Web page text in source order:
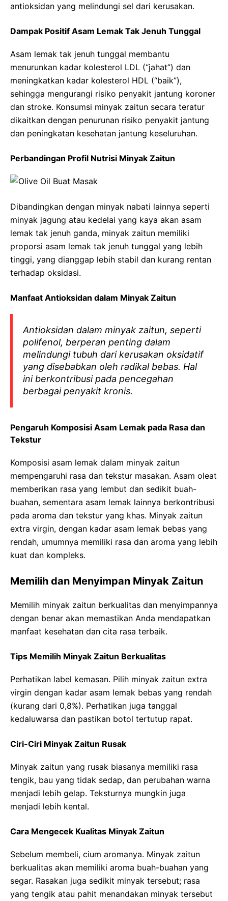
antioksidan yang melindungi sel dari kerusakan.
Dampak Positif Asam Lemak Tak Jenuh Tunggal
Asam lemak tak jenuh tunggal membantu
menurunkan kadar kolesterol LDL (“jahat”) dan
meningkatkan kadar kolesterol HDL (“baik”),
sehingga mengurangi risiko penyakit jantung koroner
dan stroke. Konsumsi minyak zaitun secara teratur
dikaitkan dengan penurunan risiko penyakit jantung
dan peningkatan kesehatan jantung keseluruhan.
Perbandingan Profil Nutrisi Minyak Zaitun
Dibandingkan dengan minyak nabati lainnya seperti
minyak jagung atau kedelai yang kaya akan asam
lemak tak jenuh ganda, minyak zaitun memiliki
proporsi asam lemak tak jenuh tunggal yang lebih
tinggi, yang dianggap lebih stabil dan kurang rentan
terhadap oksidasi.
Manfaat Antioksidan dalam Minyak Zaitun
Antioksidan dalam minyak zaitun, seperti
polifenol, berperan penting dalam
melindungi tubuh dari kerusakan oksidatif
yang disebabkan oleh radikal bebas. Hal
ini berkontribusi pada pencegahan
berbagai penyakit kronis.
Pengaruh Komposisi Asam Lemak pada Rasa dan
Tekstur
Komposisi asam lemak dalam minyak zaitun
mempengaruhi rasa dan tekstur masakan. Asam oleat
memberikan rasa yang lembut dan sedikit buah-
buahan, sementara asam lemak lainnya berkontribusi
pada aroma dan tekstur yang khas. Minyak zaitun
extra virgin, dengan kadar asam lemak bebas yang
rendah, umumnya memiliki rasa dan aroma yang lebih
kuat dan kompleks.
Memilih dan Menyimpan Minyak Zaitun
Memilih minyak zaitun berkualitas dan menyimpannya
dengan benar akan memastikan Anda mendapatkan
manfaat kesehatan dan cita rasa terbaik.
Tips Memilih Minyak Zaitun Berkualitas
Perhatikan label kemasan. Pilih minyak zaitun extra
virgin dengan kadar asam lemak bebas yang rendah
(kurang dari 0,8%). Perhatikan juga tanggal
kedaluwarsa dan pastikan botol tertutup rapat.
Ciri-Ciri Minyak Zaitun Rusak
Minyak zaitun yang rusak biasanya memiliki rasa
tengik, bau yang tidak sedap, dan perubahan warna
menjadi lebih gelap. Teksturnya mungkin juga
menjadi lebih kental.
Cara Mengecek Kualitas Minyak Zaitun
Sebelum membeli, cium aromanya. Minyak zaitun
berkualitas akan memiliki aroma buah-buahan yang
segar. Rasakan juga sedikit minyak tersebut; rasa
yang tengik atau pahit menandakan minyak tersebut